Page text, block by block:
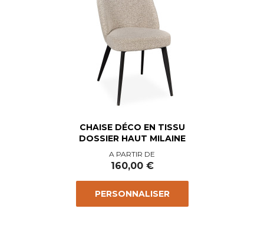
CHAISE DÉCO EN TISSU
DOSSIER HAUT MILAINE
Prix
A PARTIR DE
160,00 €
PERSONNALISER